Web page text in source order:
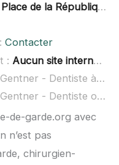
de la République, 33440 Ambarès-et-Lagrave
Contacter
: Aucun site internet connu
Dr Martine Gentner - Dentiste à domicile :
Dr Martine Gentner - Dentiste ouvert dimanche :
de-garde.org avec
n’est pas
chirurgien-